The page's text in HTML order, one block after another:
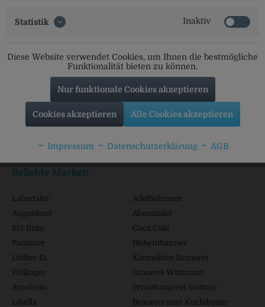
Social Media
Informationen
Beliebte Marken
Labertaler
Adelholzener
Augustiner
Abenstaler
Erl-Bräu
Coca Cola
Paulaner
Hohenthanner
Löffler-Ei
Karmeliten Brauerei
Pöllinger
Brauerei Wittmann
Arcobräu
Privatbrauerei Stöttner
Libella
Brauerei zum Kuchlbauer
Statistik Inaktiv
Diese Website verwendet Cookies, um Ihnen die bestmögliche
Funktionalität bieten zu können.
Nur funktionale Cookies akzeptieren
Cookies akzeptieren Alle Cookies akzeptieren
Impressum Datenschutzerklärung AGB